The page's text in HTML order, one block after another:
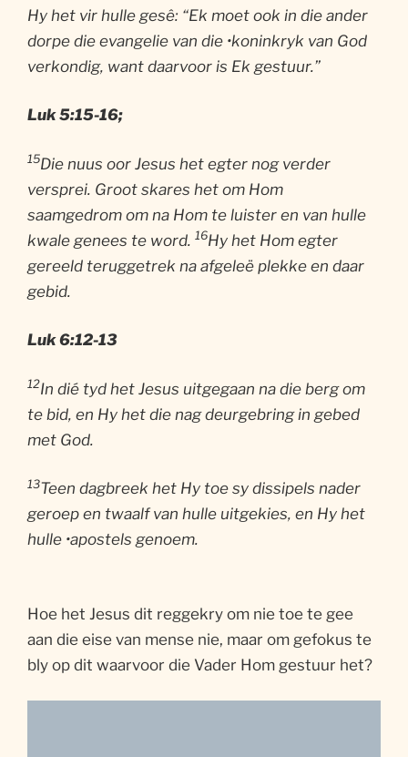
Hy het vir hulle gesê: “Ek moet ook in die ander
dorpe die evangelie van die •koninkryk van God
verkondig, want daarvoor is Ek gestuur.”
Luk5:15-16;
15Die nuus oor Jesus het egter nog verder
versprei. Groot skares het om Hom
saamgedrom om na Hom te luister en van hulle
kwale genees te word. 16Hy het Hom egter
gereeld teruggetrek na afgeleë plekke en daar
gebid.
Luk6:12-13
12In dié tyd het Jesus uitgegaan na die berg om
te bid, en Hy het die nag deurgebring in gebed
met God.
13Teen dagbreek het Hy toe sy dissipels nader
geroep en twaalf van hulle uitgekies, en Hy het
hulle •apostels genoem.
Hoe het Jesus dit reggekry om nie toe te gee
aan die eise van mense nie, maar om gefokus te
bly op dit waarvoor die Vader Hom gestuur het?